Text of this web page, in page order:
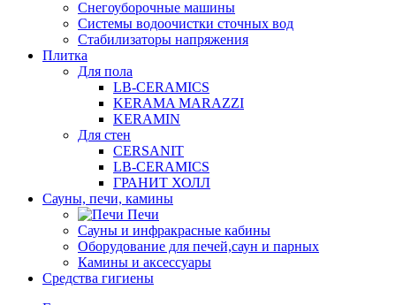
Снегоуборочные машины
Системы водоочистки сточных вод
Стабилизаторы напряжения
Плитка
Для пола
LB-CERAMICS
KERAMA MARAZZI
KERAMIN
Для стен
CERSANIT
LB-CERAMICS
ГРАНИТ ХОЛЛ
Сауны, печи, камины
Печи
Сауны и инфракрасные кабины
Оборудование для печей,саун и парных
Камины и аксессуары
Средства гигиены